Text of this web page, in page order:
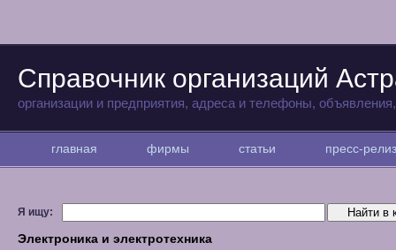
Справочник организаций
организации и предприятия, адреса и телефоны,
главная фирмы статьи пресс-
Я ищу:
Электроника и электротехника